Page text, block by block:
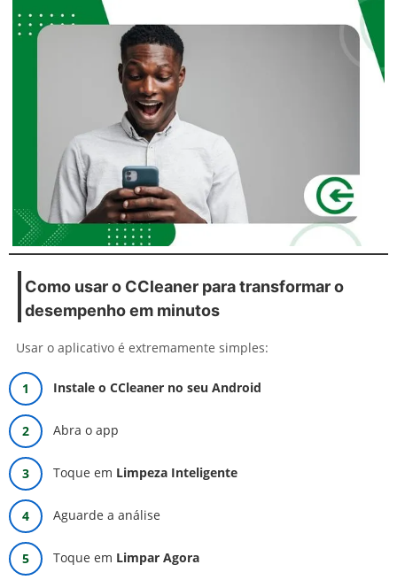
Como usar o CCleaner para transformar o
desempenho em minutos
Usar o aplicativo é extremamente simples:
Instale o CCleaner no seu Android
Abra o app
Toque em Limpeza Inteligente
Aguarde a análise
Toque em Limpar Agora